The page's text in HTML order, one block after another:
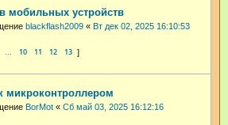
мобильных устройств
blackflash2009 « Вт дек 02, 2025 16:10:53
… 10 11 12 13
микроконтроллером
BorMot « Сб май 03, 2025 16:12:16